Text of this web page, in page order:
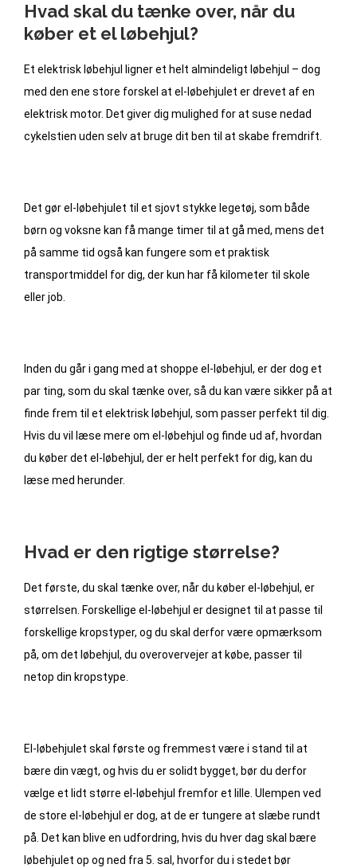
Hvad skal du tænke over, når du
køber et el løbehjul?
Et elektrisk løbehjul ligner et helt almindeligt løbehjul – dog
med den ene store forskel at el-løbehjulet er drevet af en
elektrisk motor. Det giver dig mulighed for at suse nedad
cykelstien uden selv at bruge dit ben til at skabe fremdrift.
Det gør el-løbehjulet til et sjovt stykke legetøj, som både
børn og voksne kan få mange timer til at gå med, mens det
på samme tid også kan fungere som et praktisk
transportmiddel for dig, der kun har få kilometer til skole
eller job.
Inden du går i gang med at shoppe el-løbehjul, er der dog et
par ting, som du skal tænke over, så du kan være sikker på at
finde frem til et elektrisk løbehjul, som passer perfekt til dig.
Hvis du vil læse mere om el-løbehjul og finde ud af, hvordan
du køber det el-løbehjul, der er helt perfekt for dig, kan du
læse med herunder.
Hvad er den rigtige størrelse?
Det første, du skal tænke over, når du køber el-løbehjul, er
størrelsen. Forskellige el-løbehjul er designet til at passe til
forskellige kropstyper, og du skal derfor være opmærksom
på, om det løbehjul, du overovervejer at købe, passer til
netop din kropstype.
El-løbehjulet skal første og fremmest være i stand til at
bære din vægt, og hvis du er solidt bygget, bør du derfor
vælge et lidt større el-løbehjul fremfor et lille. Ulempen ved
de store el-løbehjul er dog, at de er tungere at slæbe rundt
på. Det kan blive en udfordring, hvis du hver dag skal bære
løbehjulet op og ned fra 5. sal, hvorfor du i stedet bør